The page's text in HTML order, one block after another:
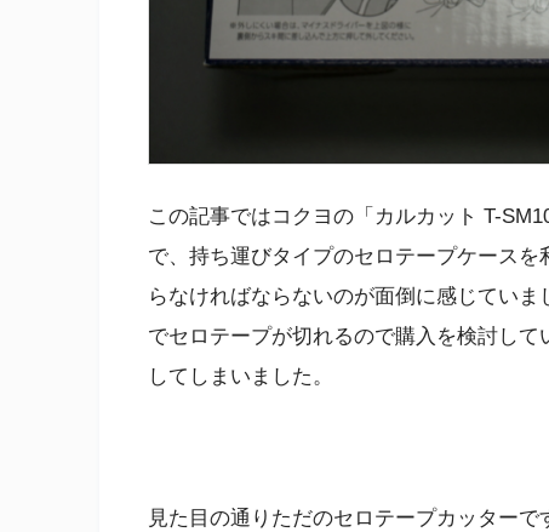
この記事ではコクヨの「カルカット T-
で、持ち運びタイプのセロテープケース
らなければならないのが面倒に感じてい
でセロテープが切れるので購入を検討し
してしまいました。
見た目の通りただのセロテープカッター